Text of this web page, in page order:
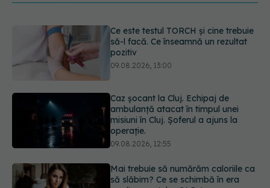
Caz șocant la Cluj. Echipaj de
ambulanță atacat în timpul unei
misiuni în Cluj. Șoferul a ajuns la
operație.
Mai trebuie să numărăm caloriile ca
să slăbim? Ce se schimbă în era
medicamentelor GLP-1
09.08.2026, 12:00
Dieta care îți distruge creierul,
potrivit cercetătorilor de la Harvard